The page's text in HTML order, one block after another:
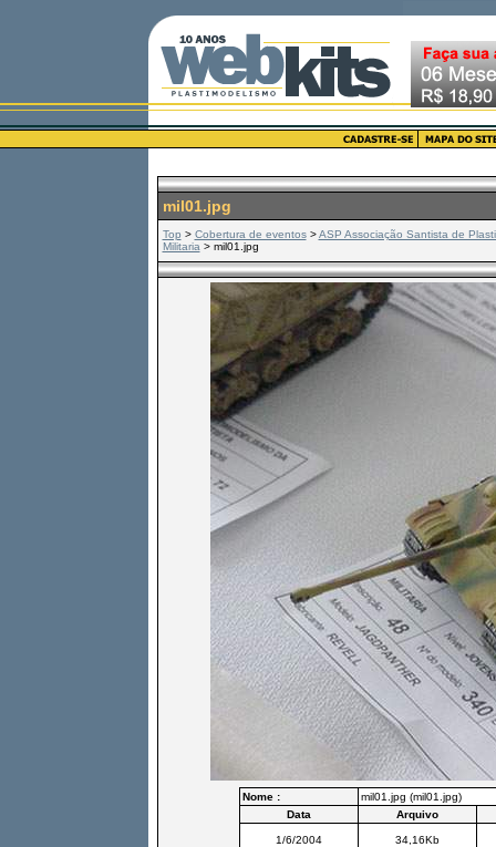
mil01.jpg
Top > Cobertura de eventos>ASP Associação Santista de
Militaria > mil01.jpg
Nome :
mil01.jpg (mil01.jpg)
Data
Arquivo
1/6/2004 34,16Kb